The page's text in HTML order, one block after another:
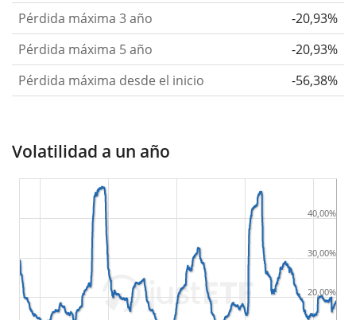
Pérdida máxima 3 año
-20,93%
Pérdida máxima 5 año
-20,93%
Pérdida máxima desde el inicio
-56,38%
Volatilidad a un año
20,00%
30,00%
40,00%